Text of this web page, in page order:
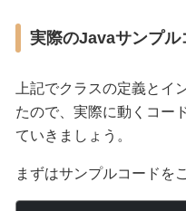
実際のJavaサンプル
上記でクラスの定義とイ
たので、実際に動くコー
ていきましょう。
まずはサンプルコードを